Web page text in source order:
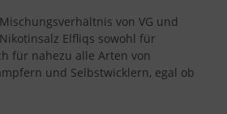
von VG und
Elfliqs sowohl für
für nahezu alle Arten von
und Selbstwicklern, egal ob